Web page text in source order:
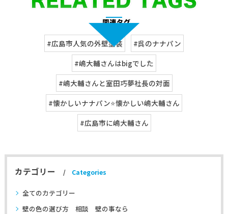
#広島市人気の外壁塗装
#呉のナナパン
#嶋大輔さんはbigでした
#嶋大輔さんと室田巧夢社長の対面
#懐かしいナナパン⭐懐かしい嶋大輔さん
#広島市に嶋大輔さん
カテゴリー Categories
全てのカテゴリー
壁の色の選び方 相談 壁の事なら